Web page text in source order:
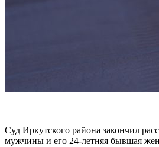
Суд Иркутского района закончил
мужчины и его 24-летняя бывшая